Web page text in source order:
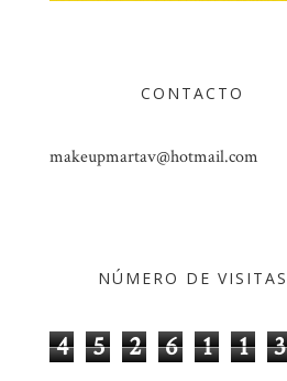
CONTACTO
makeupmartav@hotmail.com
NÚMERO DE VISITAS
4 5 2 6 1 1 3